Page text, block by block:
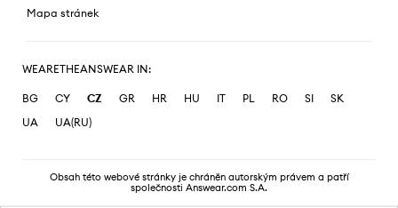
Mapa stránek
WEARETHEANSWEAR IN:
BG CY CZ GR HR HU IT PL RO SI
SK
UA
UA(RU)
Obsah této webové stránky je chráněn autorským právem a patří
společnosti Answear.com S.A.